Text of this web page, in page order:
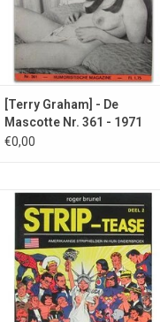
[Terry Graham] - De
Mascotte Nr. 361 - 1971
€0,00
Tweede bundel erotische
parodiestrips met pikante versies
van o.a. Spider-Man, Donald Duck,
Superman en De Hulk.
TOEVOEGEN AAN WINKELWAGEN